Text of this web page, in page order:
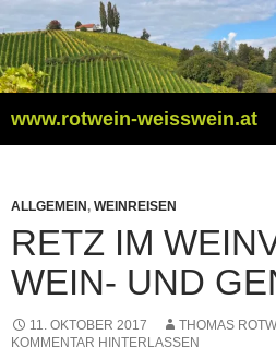
Inhalt
springen
www.rotwein-weisswein.at
ALLGEMEIN , WEINREISEN
RETZ IM
WEIN- UND
11. OKTOBER 2017
THOMAS
KOMMENTAR HINTERLASSEN